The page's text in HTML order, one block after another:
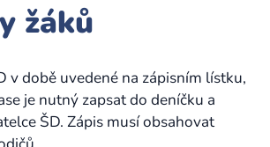
žáků
v době uvedené na zápisním lístku,
je nutný zapsat do deníčku a
ŠD. Zápis musí obsahovat